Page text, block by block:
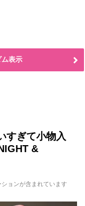
表示
すぎて小物入
&
ョンが含まれています